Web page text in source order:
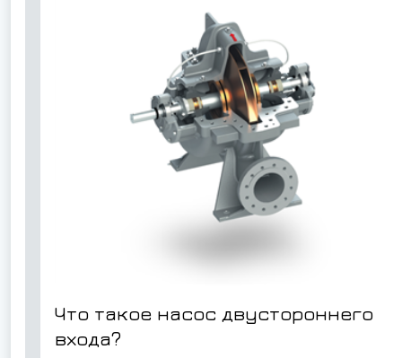
Что такое насос двустороннего
входа?